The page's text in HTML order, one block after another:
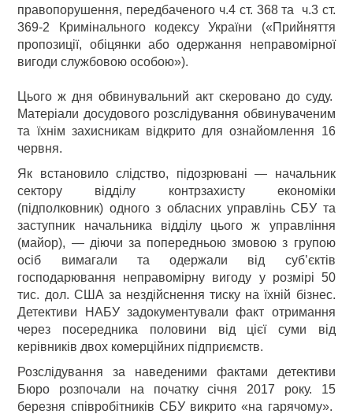
правопорушення, передбаченого ч.4 ст. 368 та ч.3 ст.
369-2 Кримінального кодексу України («Прийняття
пропозиції, обіцянки або одержання неправомірної
вигоди службовою особою»).
Цього ж дня обвинувальний акт скеровано до суду.
Матеріали досудового розслідування обвинуваченим
та їхнім захисникам відкрито для ознайомлення 16
червня.
Як встановило слідство, підозрювані — начальник
сектору відділу контрзахисту економіки
(підполковник) одного з обласних управлінь СБУ та
заступник начальника відділу цього ж управління
(майор), — діючи за попередньою змовою з групою
осіб вимагали та одержали від суб’єктів
господарювання неправомірну вигоду у розмірі 50
тис. дол. США за нездійснення тиску на їхній бізнес.
Детективи НАБУ задокументували факт отримання
через посередника половини від цієї суми від
керівників двох комерційних підприємств.
Розслідування за наведеними фактами детективи
Бюро розпочали на початку січня 2017 року. 15
березня співробітників СБУ викрито «на гарячому».